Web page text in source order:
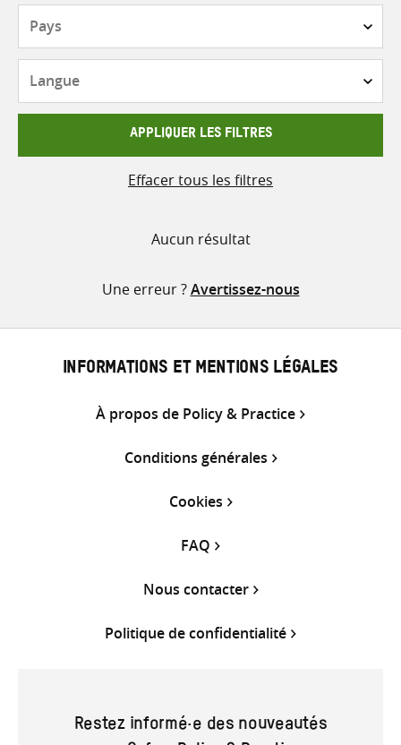
APPLIQUER LES FILTRES
Effacer tous les filtres
Aucun résultat
Une erreur ?Avertissez-nous
INFORMATIONS ET MENTIONS LÉGALES
À propos de Policy & Practice
Conditions générales
Cookies
FAQ
Nous contacter
Politique de confidentialité
Restez informé·e des nouveautés